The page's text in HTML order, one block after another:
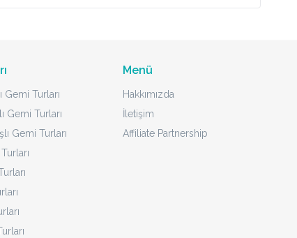
Gemi Turları
Gemi Turları
Gemi Turları
Menü
Hakkımızda
İletişim
Affiliate Partnership